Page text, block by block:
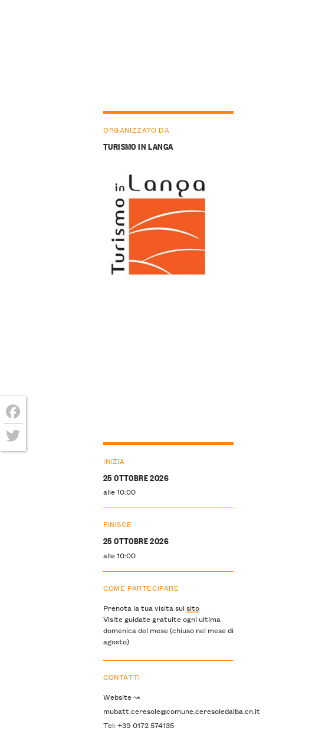
ORGANIZZATO DA
TURISMO IN LANGA
INIZIA
25 OTTOBRE 2026
alle 10:00
FINISCE
25 OTTOBRE 2026
alle 10:00
COME PARTECIPARE
Prenota la tua visita sulsito
Visite guidate gratuite ogni ultima
domenica del mese (chiuso nel mese di
agosto).
CONTATTI
Website ↝
mubatt.ceresole@comune.ceresoledalba.cn.it
Tel: +39 0172 574135
Facebook
Twitter